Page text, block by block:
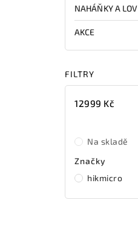
NAHÁŇKY A LOV
AKCE
FILTRY
12999 Kč
Na skladě
Značky
hikmicro